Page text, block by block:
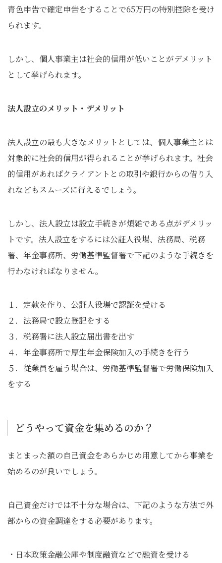
青色申告で確定申告をすることで65万円の特別控除を受け
られます。
しかし、個人事業主は社会的信用が低いことがデメリット
として挙げられます。
法人設立のメリット・デメリット
法人設立の最も大きなメリットとしては、個人事業主とは
対象的に社会的信用が得られることが挙げられます。社会
的信用があればクライアントとの取引や銀行からの借り入
れなどもスムーズに行えるでしょう。
しかし、法人設立は設立手続きが煩雑である点がデメリッ
トです。法人設立をするには公証人役場、法務局、税務
署、年金事務所、労働基準監督署で下記のような手続きを
行わなければなりません。
１．定款を作り、公証人役場で認証を受ける
２．法務局で設立登記をする
３．税務署に法人設立届出書を出す
４．年金事務所で厚生年金保険加入の手続きを行う
５．従業員を雇う場合は、労働基準監督署で労働保険加入
をする
どうやって資金を集めるのか？
まとまった額の自己資金をあらかじめ用意してから事業を
始めるのが良いでしょう。
自己資金だけでは不十分な場合は、下記のような方法で外
部からの資金調達をする必要があります。
・日本政策金融公庫や制度融資などで融資を受ける